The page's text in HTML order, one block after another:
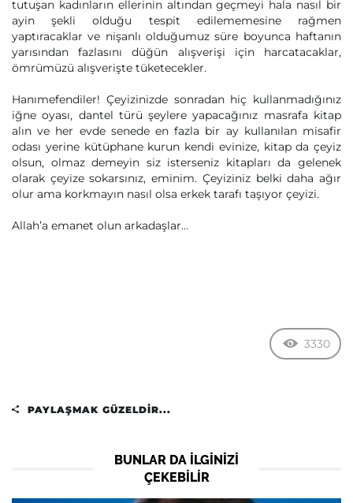
tutuşan kadınların ellerinin altından geçmeyi hala nasıl bir
ayin şekli olduğu tespit edilememesine rağmen
yaptıracaklar ve nişanlı olduğumuz süre boyunca haftanın
yarısından fazlasını düğün alışverişi için harcatacaklar,
ömrümüzü alışverişte tüketecekler.
Hanımefendiler! Çeyizinizde sonradan hiç kullanmadığınız
iğne oyası, dantel türü şeylere yapacağınız masrafa kitap
alın ve her evde senede en fazla bir ay kullanılan misafir
odası yerine kütüphane kurun kendi evinize, kitap da çeyiz
olsun, olmaz demeyin siz isterseniz kitapları da gelenek
olarak çeyize sokarsınız, eminim. Çeyiziniz belki daha ağır
olur ama korkmayın nasıl olsa erkek tarafı taşıyor çeyizi.
Allah’a emanet olun arkadaşlar…
3330
PAYLAŞMAK GÜZELDIR...
BUNLAR DA ILGINIZI
ÇEKEBILIR